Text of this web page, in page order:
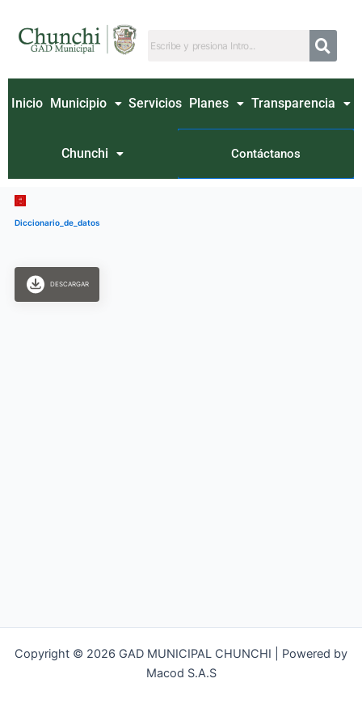
contenido
Inicio Municipio Servicios Planes Transparencia
Chunchi Contáctanos
Diccionario_de_datos
DESCARGAR
Copyright © 2026 GAD MUNICIPAL CHUNCHI | Powered by
Macod S.A.S